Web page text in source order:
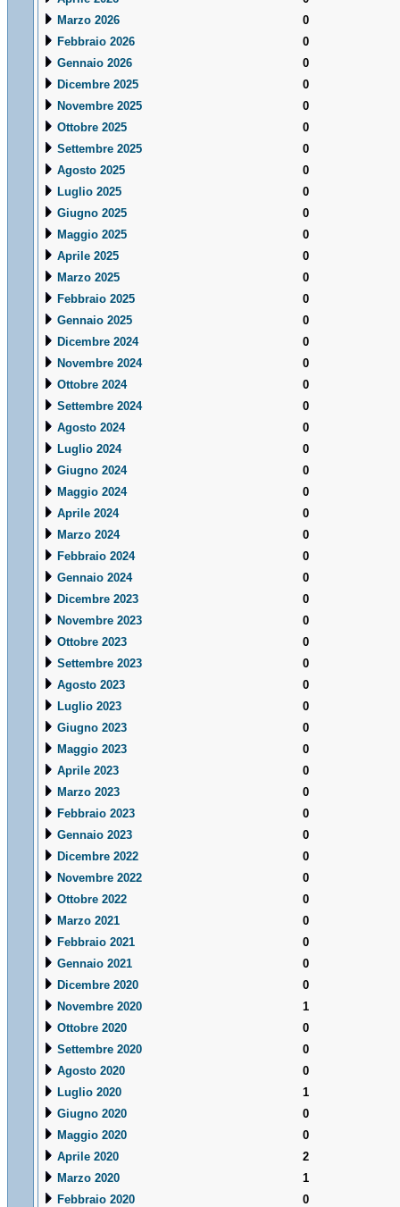
Marzo 2026
0
Febbraio 2026
0
Gennaio 2026
0
Dicembre 2025
0
Novembre 2025
0
Ottobre 2025
0
Settembre 2025
0
Agosto 2025
0
Luglio 2025
0
Giugno 2025
0
Maggio 2025
0
Aprile 2025
0
Marzo 2025
0
Febbraio 2025
0
Gennaio 2025
0
Dicembre 2024
0
Novembre 2024
0
Ottobre 2024
0
Settembre 2024
0
Agosto 2024
0
Luglio 2024
0
Giugno 2024
0
Maggio 2024
0
Aprile 2024
0
Marzo 2024
0
Febbraio 2024
0
Gennaio 2024
0
Dicembre 2023
0
Novembre 2023
0
Ottobre 2023
0
Settembre 2023
0
Agosto 2023
0
Luglio 2023
0
Giugno 2023
0
Maggio 2023
0
Aprile 2023
0
Marzo 2023
0
Febbraio 2023
0
Gennaio 2023
0
Dicembre 2022
0
Novembre 2022
0
Ottobre 2022
0
Marzo 2021
0
Febbraio 2021
0
Gennaio 2021
0
Dicembre 2020
0
Novembre 2020
1
Ottobre 2020
0
Settembre 2020
0
Agosto 2020
0
Luglio 2020
1
Giugno 2020
0
Maggio 2020
0
Aprile 2020
2
Marzo 2020
1
Febbraio 2020
0